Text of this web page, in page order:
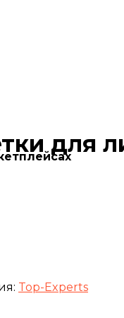
для
Top-Experts